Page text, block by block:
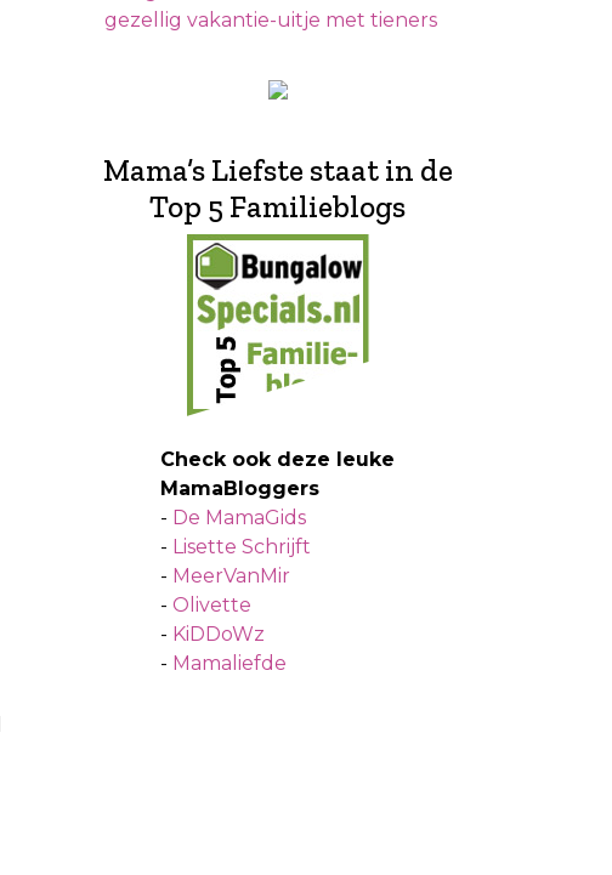
gezellig vakantie-uitje met tieners
Mama’s Liefste staat in de
Top 5 Familieblogs
Check ook deze leuke
MamaBloggers
- De MamaGids
- Lisette Schrijft
- MeerVanMir
- Olivette
- KiDDoWz
- Mamaliefde